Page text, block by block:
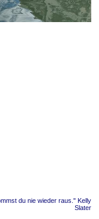
du nie wieder raus." Kelly
Slater